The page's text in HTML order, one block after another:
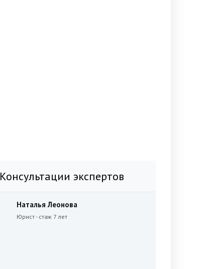
Консультации экспертов
Наталья Леонова
Юрист - стаж 7 лет